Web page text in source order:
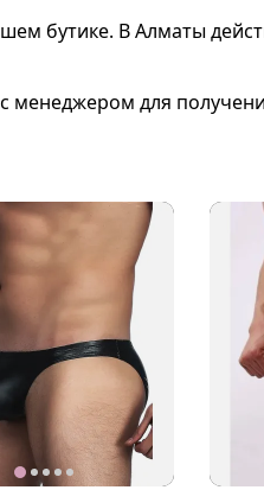
бутике. В Алматы
менеджером для